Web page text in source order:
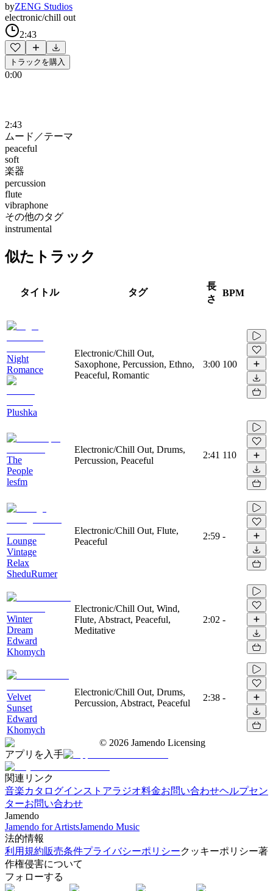
byZENG Studios
electronic/chill out
2:43
トラックを購入
0:00
2:43
ムード／テーマ
peaceful
soft
楽器
percussion
flute
vibraphone
その他のタグ
instrumental
似たトラック
タイトル タグ
長
さ
BPM
Night
Romance
Plushka
Electronic/Chill Out,
Saxophone, Percussion, Ethno,
Peaceful, Romantic
3:00 100
The
People
lesfm
Electronic/Chill Out, Drums,
Percussion, Peaceful
2:41 110
Lounge
Vintage
Relax
SheduRumer
Electronic/Chill Out, Flute,
Peaceful
2:59 -
Winter
Dream
Edward
Khomych
Electronic/Chill Out, Wind,
Flute, Abstract, Peaceful,
Meditative
2:02 -
Velvet
Sunset
Edward
Khomych
Electronic/Chill Out, Drums,
Percussion, Abstract, Peaceful
2:38 -
© 2026 Jamendo Licensing
アプリを入手
関連リンク
音楽カタログインストアラジオ料金お問い合わせヘルプセン
ターお問い合わせ
Jamendo
Jamendo for ArtistsJamendo Music
法的情報
利用規約販売条件プライバシーポリシークッキーポリシー著
作権侵害について
フォローする